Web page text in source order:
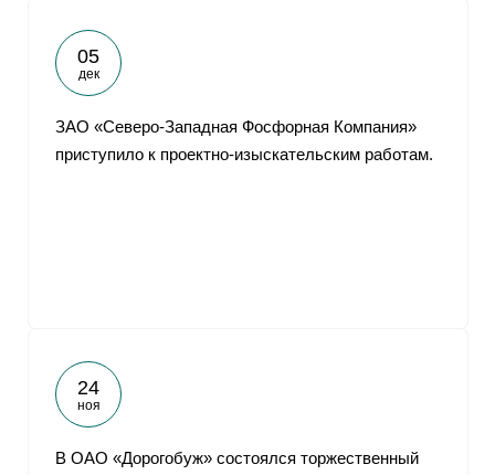
05
дек
ЗАО «Северо-Западная Фосфорная Компания»
приступило к проектно-изыскательским работам.
24
ноя
В ОАО «Дорогобуж» состоялся торжественный